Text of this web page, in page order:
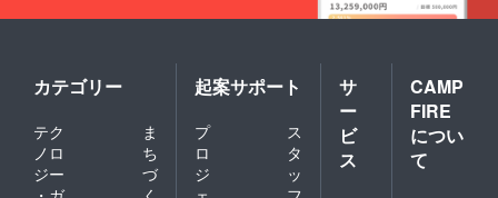
カテゴリー
テク
ノロ
ジー
ま
ち
づ
起案サポート
プ
ロ
ジ
ス
タ
ッ
サ
ー
ビ
ス
CAMP
FIRE
につい
て